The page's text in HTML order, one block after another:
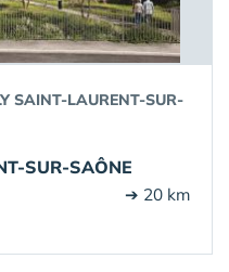
SAINT-LAURENT-SUR-
SUR-SAÔNE
➔ 20 km